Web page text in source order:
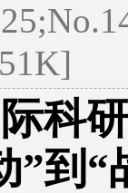
科
”到“